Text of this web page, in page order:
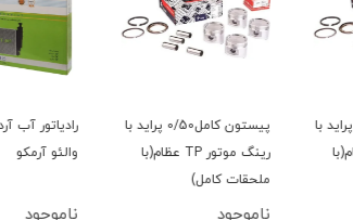
پیستون کامل0/50 پراید با
رینگ موتور TP عظام(با
ملحقات کامل)
ناموجود
رادیاتور آب آردی و روآ
والئو آرمکو
ناموجود